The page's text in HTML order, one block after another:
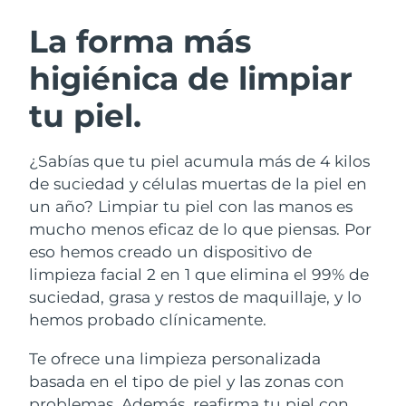
La forma más
higiénica de limpiar
tu piel.
¿Sabías que tu piel acumula más de 4 kilos
de suciedad y células muertas de la piel en
un año? Limpiar tu piel con las manos es
mucho menos eficaz de lo que piensas. Por
eso hemos creado un dispositivo de
limpieza facial 2 en 1 que elimina el 99% de
suciedad, grasa y restos de maquillaje, y lo
hemos probado clínicamente.
Te ofrece una limpieza personalizada
basada en el tipo de piel y las zonas con
Limpieza facial
Anti-aging massage
LUNA™ 4 Plus
Massage, LED heating
LUNA™ 4 Men
Microcurrent toning
BEAR™ 2 go
Microcurrent toning on-the-go
BEAR™ 2 eyes & lips
Hidratación
UFO™ 3 pack
Deep facial hydration
Near-infrared and red light therapy
device
Cuidado bucal
issa™ 4
Hybrid silicone sonic toothbrush
Smart hybrid silicone sonic toothbrush
TRATAMIENTO ANTIEDAD FAQ™
Antiedad Tratamientos LED
NEW
Austria Entrega prevista
Baréin Entrega prevista 12/08/2026
Bélgica
Bermudas Entrega prevista17/08/2026
Bosnia y Herzegovina Entrega prevista
Brunéi Entrega prevista
Bulgaria Entrega prevista 11/08/2026
Canadá Entrega prevista
Chile Entrega prevista15/08/2026